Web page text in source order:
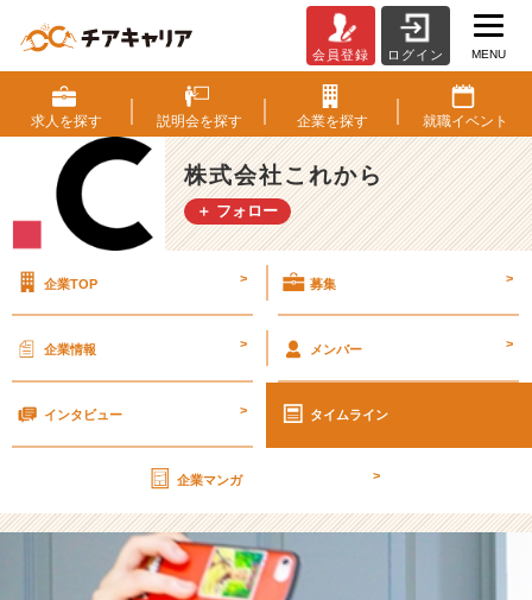
連
休
に
読
み
た
以
完
ニ
ア
ッ
ク
漫
会員登録 ログイン MENU
求人を探す 説明会を探す 企業を探す 就職イベント
株式会社これから
＋ フォロー
企業TOP > 募集 >
企業情報 > メンバー >
インタビュー > タイムライン
企業マンガ >